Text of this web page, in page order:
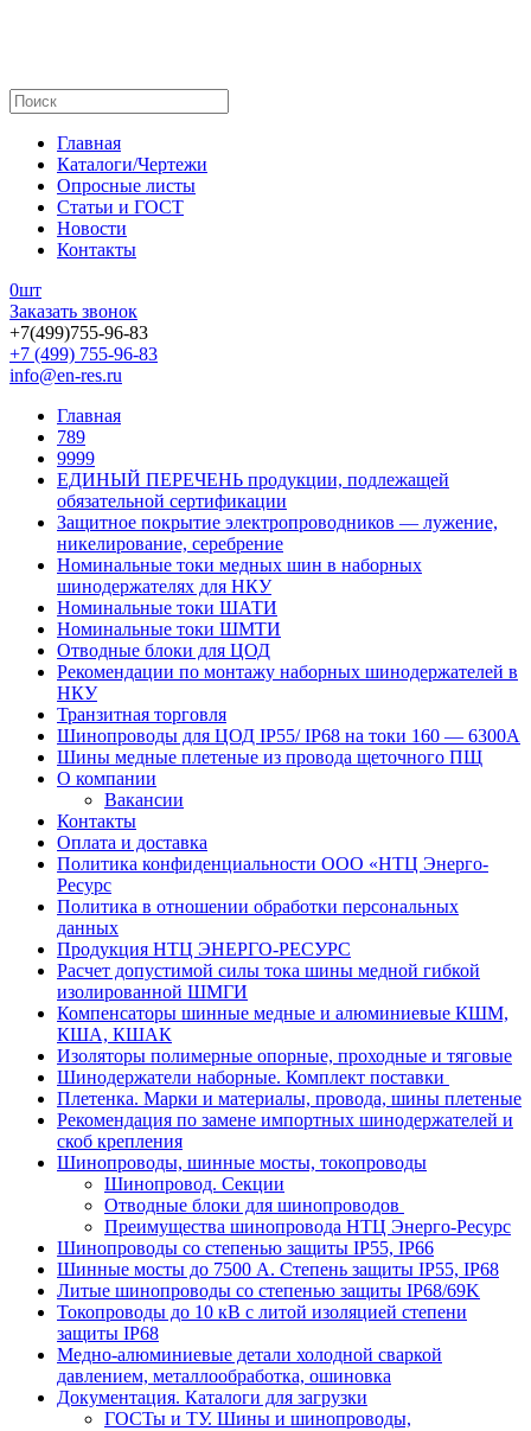
Главная
Каталоги/Чертежи
Опросные листы
Статьи и ГОСТ
Новости
Контакты
0шт
Заказать звонок
+7(499)755-96-83
+7 (499) 755-96-83
info@en-res.ru
Главная
789
9999
ЕДИНЫЙ ПЕРЕЧЕНЬ продукции, подлежащей
обязательной сертификации
Защитное покрытие электропроводников — лужение,
никелирование, серебрение
Номинальные токи медных шин в наборных
шинодержателях для НКУ
Номинальные токи ШАТИ
Номинальные токи ШМТИ
Отводные блоки для ЦОД
Рекомендации по монтажу наборных шинодержателей в
НКУ
Транзитная торговля
Шинопроводы для ЦОД IP55/ IP68 на токи 160 — 6300А
Шины медные плетеные из провода щеточного ПЩ
О компании
Вакансии
Контакты
Оплата и доставка
Политика конфиденциальности ООО «НТЦ Энерго-
Ресурс
Политика в отношении обработки персональных
данных
Продукция НТЦ ЭНЕРГО-РЕСУРС
Расчет допустимой силы тока шины медной гибкой
изолированной ШМГИ
Компенсаторы шинные медные и алюминиевые КШМ,
КША, КШАК
Изоляторы полимерные опорные, проходные и тяговые
Шинодержатели наборные. Комплект поставки
Плетенка. Марки и материалы, провода, шины плетеные
Рекомендация по замене импортных шинодержателей и
скоб крепления
Шинопроводы, шинные мосты, токопроводы
Шинопровод. Секции
Отводные блоки для шинопроводов
Преимущества шинопровода НТЦ Энерго-Ресурс
Шинопроводы со степенью защиты IP55, IP66
Шинные мосты до 7500 А. Степень защиты IP55, IP68
Литые шинопроводы со степенью защиты IP68/69K
Токопроводы до 10 кВ с литой изоляцией степени
защиты IP68
Медно-алюминиевые детали холодной сваркой
давлением, металлообработка, ошиновка
Документация. Каталоги для загрузки
ГОСТы и ТУ. Шины и шинопроводы,